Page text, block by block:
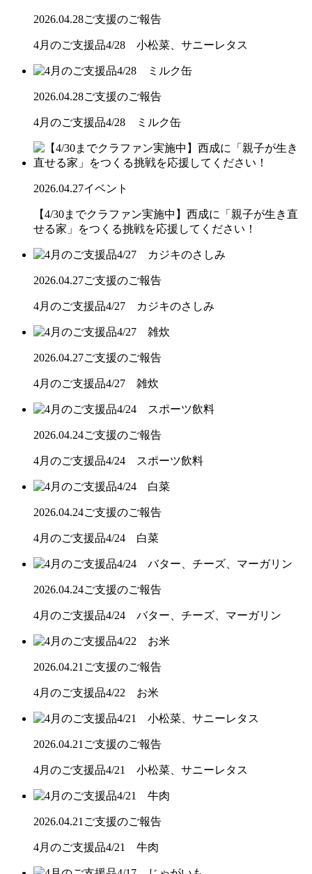
2026.04.28ご支援のご報告
4月のご支援品4/28 小松菜、サニーレタス
2026.04.28ご支援のご報告
4月のご支援品4/28 ミルク缶
2026.04.27イベント
【4/30までクラファン実施中】西成に「親子が生き直
せる家」をつくる挑戦を応援してください！
2026.04.27ご支援のご報告
4月のご支援品4/27 カジキのさしみ
2026.04.27ご支援のご報告
4月のご支援品4/27 雑炊
2026.04.24ご支援のご報告
4月のご支援品4/24 スポーツ飲料
2026.04.24ご支援のご報告
4月のご支援品4/24 白菜
2026.04.24ご支援のご報告
4月のご支援品4/24 バター、チーズ、マーガリン
2026.04.21 ご支援のご報告
4月のご支援品4/22 お米
2026.04.21 ご支援のご報告
4月のご支援品4/21 小松菜、サニーレタス
2026.04.21 ご支援のご報告
4月のご支援品4/21 牛肉